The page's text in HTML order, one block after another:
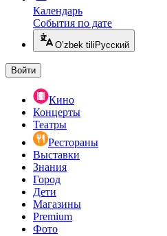
Календарь
События по дате
O’zbek tili Русский
Войти
Кино
Концерты
Театры
Рестораны
Выставки
Знания
Город
Дети
Магазины
Premium
Фото